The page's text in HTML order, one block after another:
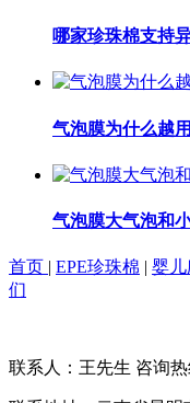
哪家珍珠棉支持
气泡膜为什么越
气泡膜大气泡和
首页 | EPE珍珠棉 | 婴
们
联系人：王先生 咨询热